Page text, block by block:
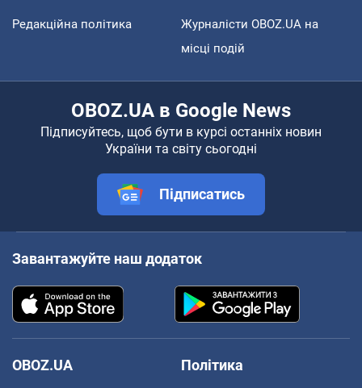
Редакційна політика
Журналісти OBOZ.UA на
місці подій
OBOZ.UA в Google News
Підписуйтесь, щоб бути в курсі останніх новин
України та світу сьогодні
Підписатись
Завантажуйте наш додаток
OBOZ.UA
Політика